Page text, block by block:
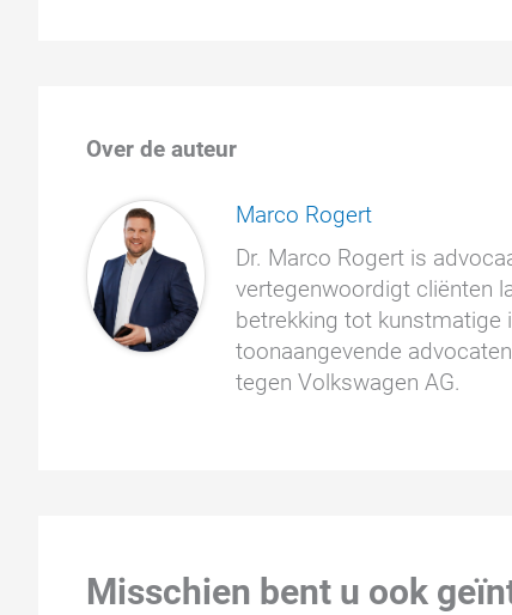
Over de auteur
Marco Rogert
Dr. Marco Rogert is
vertegenwoordigt cliënten
betrekking tot kunstmatige
toonaangevende
tegen Volkswagen AG.
Misschien bent u ook